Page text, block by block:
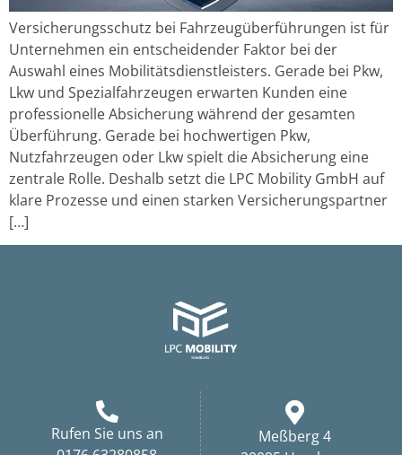
Versicherungsschutz bei Fahrzeugüberführungen ist für
Unternehmen ein entscheidender Faktor bei der
Auswahl eines Mobilitätsdienstleisters. Gerade bei Pkw,
Lkw und Spezialfahrzeugen erwarten Kunden eine
professionelle Absicherung während der gesamten
Überführung. Gerade bei hochwertigen Pkw,
Nutzfahrzeugen oder Lkw spielt die Absicherung eine
zentrale Rolle. Deshalb setzt die LPC Mobility GmbH auf
klare Prozesse und einen starken Versicherungspartner
[…]
Rufen Sie uns an
Meßberg 4